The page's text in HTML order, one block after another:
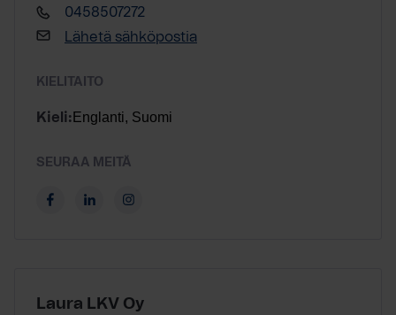
0458507272
Lähetä sähköpostia
KIELITAITO
Kieli: Englanti, Suomi
SEURAA MEITÄ
Laura LKV Oy